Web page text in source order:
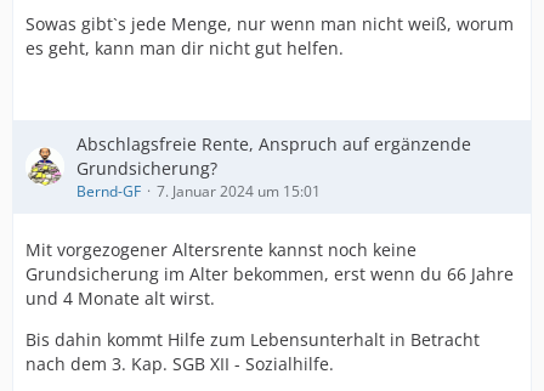
Sowas gibt`s jede Menge, nur wenn man nicht weiß, worum
es geht, kann man dir nicht gut helfen.
Abschlagsfreie Rente, Anspruch auf ergänzende
Grundsicherung?
Bernd-GF 7. Januar 2024 um 15:01
Mit vorgezogener Altersrente kannst noch keine
Grundsicherung im Alter bekommen, erst wenn du 66 Jahre
und 4 Monate alt wirst.
Bis dahin kommt Hilfe zum Lebensunterhalt in Betracht
nach dem 3. Kap. SGB XII - Sozialhilfe.